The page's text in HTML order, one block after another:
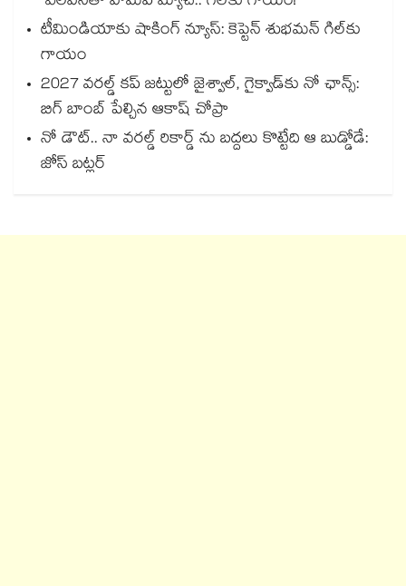
టీమిండియాకు షాకింగ్ న్యూస్: కెప్టెన్ శుభమన్ గిల్‎కు
గాయం
2027 వరల్డ్ కప్‎ జట్టులో జైశ్వాల్, గైక్వాడ్‎కు నో ఛాన్స్:
బిగ్ బాంబ్ పేల్చిన ఆకాష్ చోప్రా
నో డౌట్.. నా వరల్డ్ రికార్డ్ ను బద్దలు కొట్టేది ఆ బుడ్డోడే:
జోస్ బట్లర్